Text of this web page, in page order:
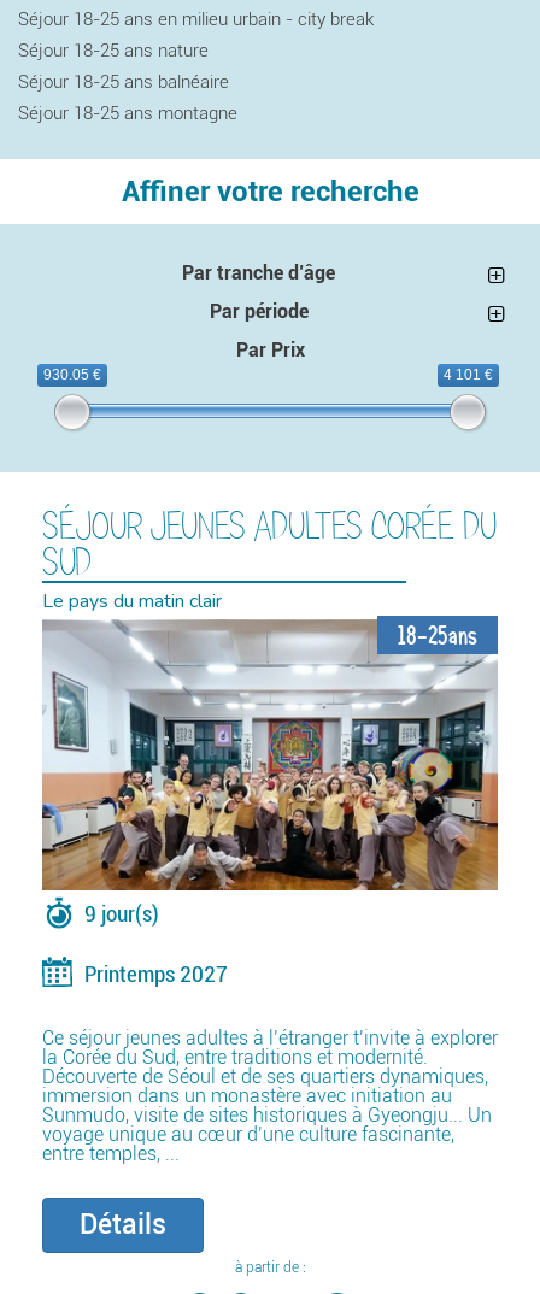
Séjour 18-25 ans en milieu urbain - city break
Séjour 18-25 ans nature
Séjour 18-25 ans balnéaire
Séjour 18-25 ans montagne
Affiner votre recherche
Par tranche d’âge
Par période
Par Prix
930.05 € 4 101 €
SÉJOUR JEUNES ADULTES CORÉE DU
SUD
Le pays du matin clair
18-25ans
9 jour(s)
Printemps 2027
Ce séjour jeunes adultes à l’étranger t’invite à explorer
la Corée du Sud, entre traditions et modernité.
Découverte de Séoul et de ses quartiers dynamiques,
immersion dans un monastère avec initiation au
Sunmudo, visite de sites historiques à Gyeongju... Un
voyage unique au cœur d’une culture fascinante,
entre temples, ...
Détails
à partir de :